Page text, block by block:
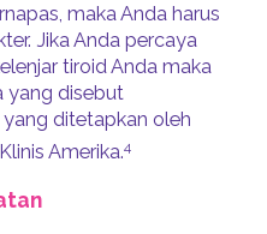
maka Anda harus
Jika Anda percaya
tiroid Anda maka
yang disebut
yang ditetapkan oleh
Amerika.4